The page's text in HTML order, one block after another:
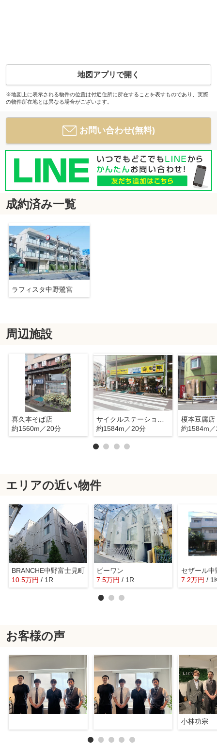
地図アプリで開く
※地図上に表示される物件の位置は付近住所に所在することを表すものであり、実際
の物件所在地とは異なる場合がございます。
お問い合わせ(無料)
成約済み一覧
ラフィスタ中野鷺宮
周辺施設
喜久本そば店
約1560m／20分
サイクルステーションワタナベ下井草店
約1584m／20分
榎本豆腐店
約1584m
エリアの近い物件
BRANCHE中野富士見町
10.5万円 / 1R
ビーワン
7.5万円 / 1R
セザール中
7.2万円 /
お客様の声
小林功宗